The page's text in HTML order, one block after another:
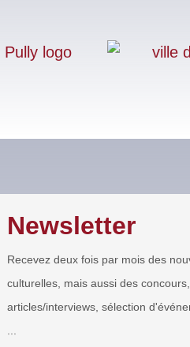
Newsletter
Recevez deux fois par mois des
culturelles, mais aussi des concours,
articles/interviews, sélection